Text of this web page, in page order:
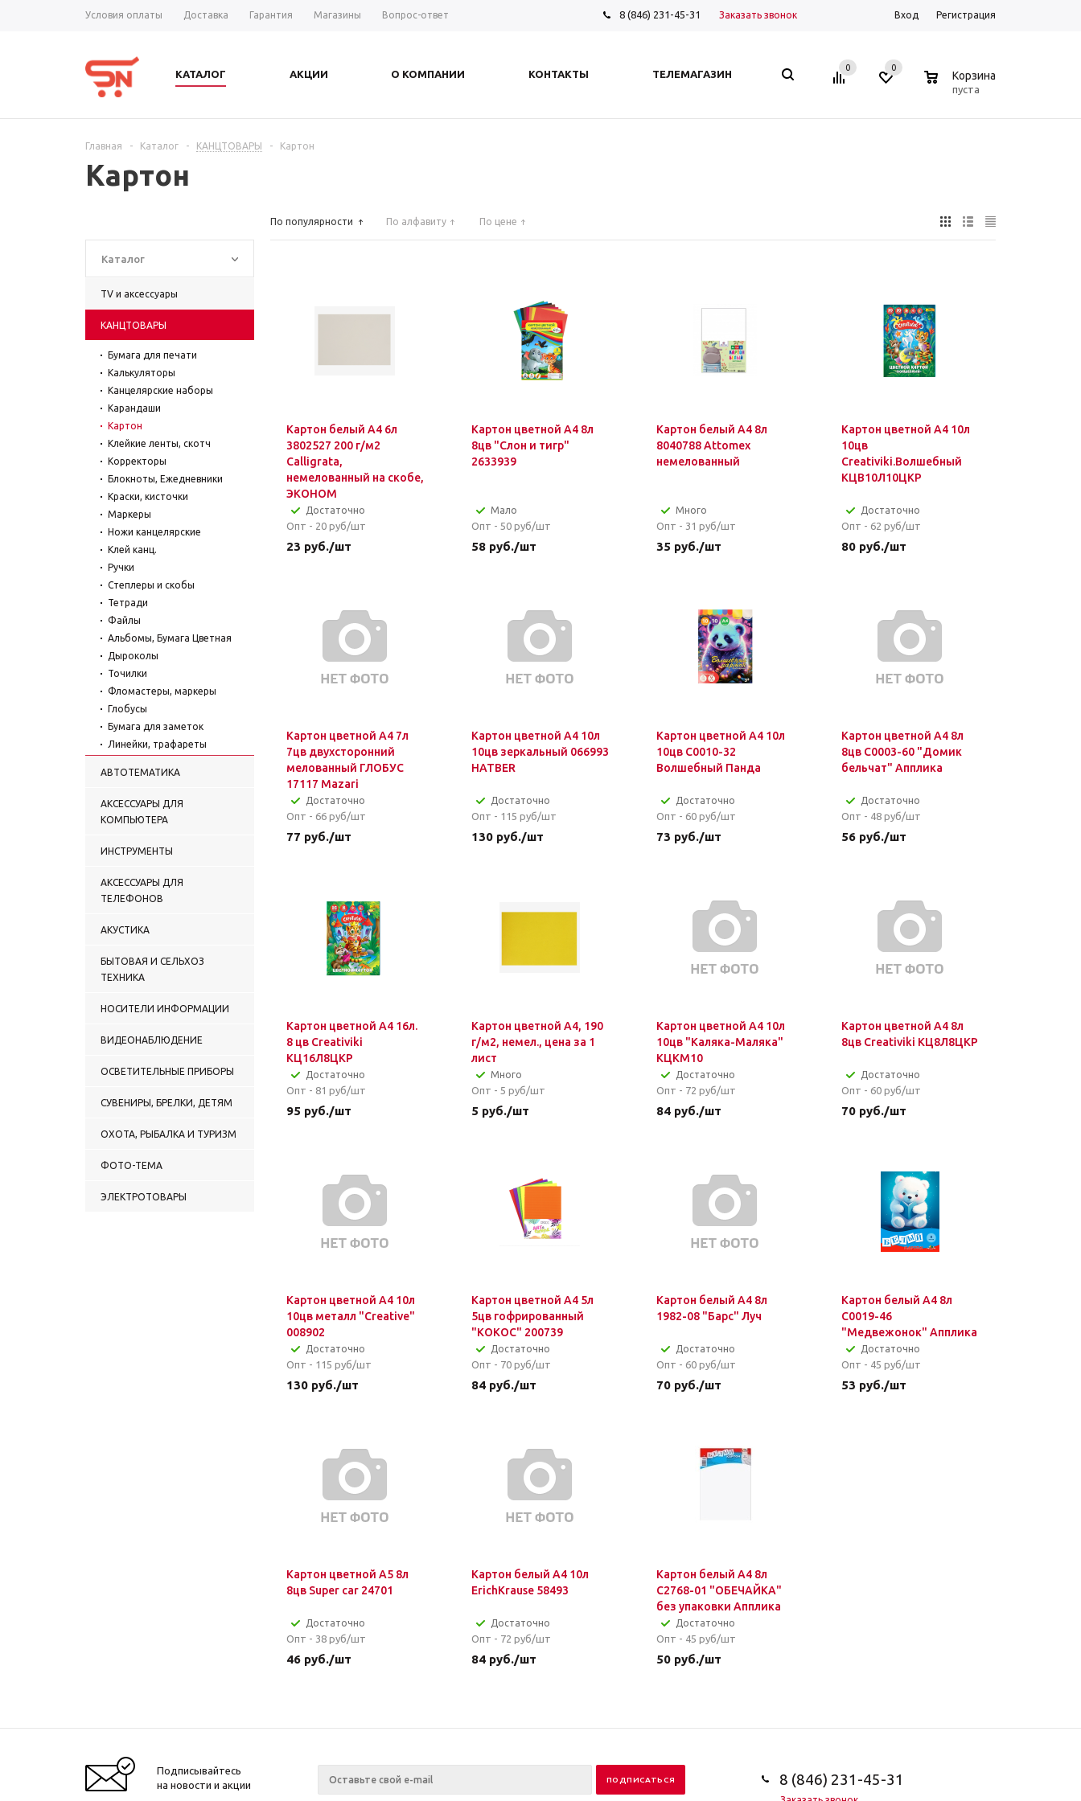
Условия оплаты Доставка Гарантия Магазины Вопрос-ответ 8 (846) 231-45-31 Заказать звонок Вход Регистрация
КАТАЛОГ АКЦИИ О КОМПАНИИ КОНТАКТЫ ТЕЛЕМАГАЗИН
0 0
Корзина
пуста
Главная - Каталог - КАНЦТОВАРЫ - Картон
Картон
Каталог
TV и аксессуары
КАНЦТОВАРЫ
Бумага для печати
Калькуляторы
Канцелярские наборы
Карандаши
Картон
Клейкие ленты, скотч
Корректоры
Блокноты, Ежедневники
Краски, кисточки
Маркеры
Ножи канцелярские
Клей канц.
Ручки
Степлеры и скобы
Тетради
Файлы
Альбомы, Бумага Цветная
Дыроколы
Точилки
Фломастеры, маркеры
Глобусы
Бумага для заметок
Линейки, трафареты
Пеналы
Разное (канц)
Обложки
планшеты
Ножницы
Лупы
АВТОТЕМАТИКА
АКСЕССУАРЫ ДЛЯ
КОМПЬЮТЕРА
ИНСТРУМЕНТЫ
АКСЕССУАРЫ ДЛЯ
ТЕЛЕФОНОВ
АКУСТИКА
БЫТОВАЯ И СЕЛЬХОЗ
ТЕХНИКА
НОСИТЕЛИ ИНФОРМАЦИИ
ВИДЕОНАБЛЮДЕНИЕ
ОСВЕТИТЕЛЬНЫЕ ПРИБОРЫ
СУВЕНИРЫ, БРЕЛКИ, ДЕТЯМ
ОХОТА, РЫБАЛКА И ТУРИЗМ
ФОТО-ТЕМА
ЭЛЕКТРОТОВАРЫ
По популярности По алфавиту По цене
Картон белый А4 6л
3802527 200 г/м2
Calligrata,
немелованный на скобе,
ЭКОНОМ
Достаточно
Опт - 20 руб/шт
23 руб./шт
Картон цветной А4 8л
8цв "Слон и тигр"
2633939
Мало
Опт - 50 руб/шт
58 руб./шт
Картон белый А4 8л
8040788 Attomex
немелованный
Много
Опт - 31 руб/шт
35 руб./шт
Картон цветной А4 10л
10цв
Creativiki.Волшебный
КЦВ10Л10ЦКР
Достаточно
Опт - 62 руб/шт
80 руб./шт
Картон цветной А4 7л
7цв двухсторонний
мелованный ГЛОБУС
17117 Mazari
Достаточно
Опт - 66 руб/шт
77 руб./шт
Картон цветной А4 10л
10цв зеркальный 066993
HATBER
Достаточно
Опт - 115 руб/шт
130 руб./шт
Картон цветной А4 10л
10цв С0010-32
Волшебный Панда
Достаточно
Опт - 60 руб/шт
73 руб./шт
Картон цветной А4 8л
8цв С0003-60 "Домик
бельчат" Апплика
Достаточно
Опт - 48 руб/шт
56 руб./шт
Картон цветной А4 16л.
8 цв Creativiki
КЦ16Л8ЦКР
Достаточно
Опт - 81 руб/шт
95 руб./шт
Картон цветной А4, 190
г/м2, немел., цена за 1
лист
Много
Опт - 5 руб/шт
5 руб./шт
Картон цветной А4 10л
10цв "Каляка-Маляка"
КЦКМ10
Достаточно
Опт - 72 руб/шт
84 руб./шт
Картон цветной А4 8л
8цв Creativiki КЦ8Л8ЦКР
Достаточно
Опт - 60 руб/шт
70 руб./шт
Картон цветной А4 10л
10цв металл "Creative"
008902
Достаточно
Опт - 115 руб/шт
130 руб./шт
Картон цветной А4 5л
5цв гофрированный
"КОКОС" 200739
Достаточно
Опт - 70 руб/шт
84 руб./шт
Картон белый А4 8л
1982-08 "Барс" Луч
Достаточно
Опт - 60 руб/шт
70 руб./шт
Картон белый А4 8л
С0019-46
"Медвежонок" Апплика
Достаточно
Опт - 45 руб/шт
53 руб./шт
Картон цветной А5 8л
8цв Super car 24701
Достаточно
Опт - 38 руб/шт
46 руб./шт
Картон белый А4 10л
ErichKrause 58493
Достаточно
Опт - 72 руб/шт
84 руб./шт
Картон белый А4 8л
С2768-01 "ОБЕЧАЙКА"
без упаковки Апплика
Достаточно
Опт - 45 руб/шт
50 руб./шт
Подписывайтесь
на новости и акции
8 (846) 231-45-31